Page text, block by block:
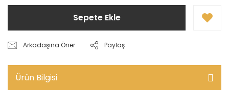
Sepete Ekle
Arkadaşına Öner Paylaş
Ürün Bilgisi